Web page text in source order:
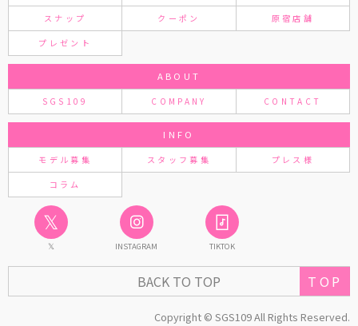
スナップ クーポン 原宿店舗
プレゼント
ABOUT
SGS109 COMPANY CONTACT
INFO
モデル募集 スタッフ募集 プレス様
コラム
𝕏
𝕏 INSTAGRAM TIKTOK
BACK TO TOP
Copyright © SGS109 All Rights Reserved.
TOP